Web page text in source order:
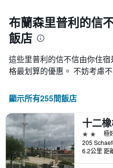
布蘭森里普利的信
飯店
這些里普利的信不信由你​住
格最划算的優惠。 不妨考慮
顯示所有255間飯店
十二
2星級
極
6.2公里 距